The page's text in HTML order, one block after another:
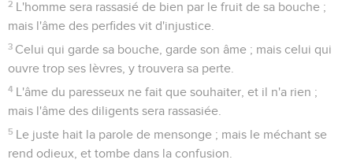
2 L'homme sera rassasié de bien par le fruit de sa bouche ;
mais l'âme des perfides vit d'injustice.
3 Celui qui garde sa bouche, garde son âme ; mais celui qui
ouvre trop ses lèvres, y trouvera sa perte.
4 L'âme du paresseux ne fait que souhaiter, et il n'a rien ;
mais l'âme des diligents sera rassasiée.
5 Le juste hait la parole de mensonge ; mais le méchant se
rend odieux, et tombe dans la confusion.